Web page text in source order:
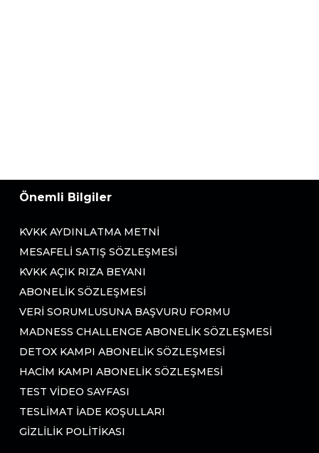
Önemli Bilgiler
KVKK AYDINLATMA METNI
MESAFELI SATIŞ SÖZLEŞMESI
KVKK AÇIK RIZA BEYANI
ABONELIK SÖZLEŞMESI
VERI SORUMLUSUNA BAŞVURU FORMU
MADNESS CHALLENGE ABONELIK SÖZLEŞMESI
DETOX KAMPI ABONELIK SÖZLEŞMESI
HACIM KAMPI ABONELIK SÖZLEŞMESI
TEST VIDEO SAYFASI
TESLIMAT İADE KOŞULLARI
GIZLILIK POLITIKASI